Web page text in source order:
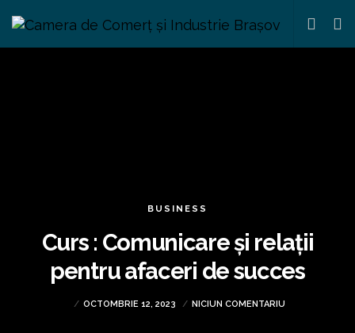
BUSINESS
Curs : Comunicare și relații
pentru afaceri de succes
OCTOMBRIE 12, 2023 NICIUN COMENTARIU